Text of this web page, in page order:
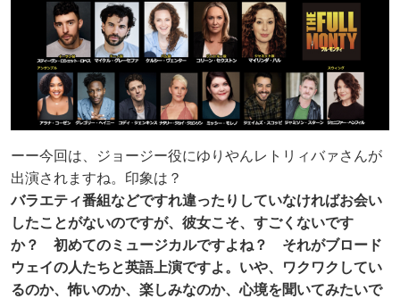
ーー今回は、ジョージー役にゆりやんレトリィバァさんが
出演されますね。印象は？
バラエティ番組などですれ違ったりしていなければお会い
したことがないのですが、彼女こそ、すごくないです
か？ 初めてのミュージカルですよね？ それがブロード
ウェイの人たちと英語上演ですよ。いや、ワクワクしてい
るのか、怖いのか、楽しみなのか、心境を聞いてみたいで